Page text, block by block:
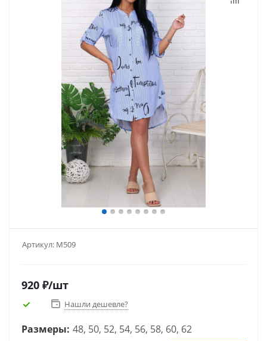
Артикул: М509
920 ₽/шт
Нашли дешевле?
Размеры: 48, 50, 52, 54, 56, 58, 60, 62